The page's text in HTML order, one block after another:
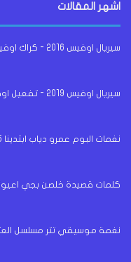
اشهر المقالات
سيريال اوفيس 2016 - كراك اوفيس 2016
سيريال اوفيس 2019 - تفعيل اوفيس 2019
نغمات البوم عمرو دياب ابتدينا 2025
كلمات قصيدة خلصن بجي
نغمة موسيقي تتر مسلسل